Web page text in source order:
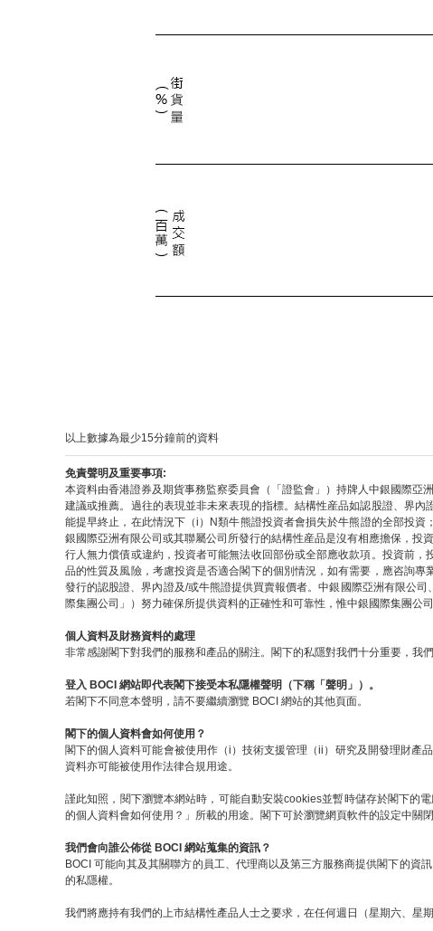
以上數據為最少15分鐘前的資料
免責聲明及重要事項:
本資料由香港證券及期貨事務監察委員會（「證監會」）持牌人中銀國際亞
建議或推薦。過往的表現並非未來表現的指標。結構性産品如認股證、界
能提早終止，在此情況下（i）N類牛熊證投資者會損失於牛熊證的全部投
銀國際亞洲有限公司或其聯屬公司所發行的結構性産品是沒有相應擔保，
行人無力償債或違約，投資者可能無法收回部份或全部應收款項。投資前
品的性質及風險，考慮投資是否適合閣下的個別情況，如有需要，應咨詢
發行的認股證、界內證及/或牛熊證提供買賣報價者。中銀國際亞洲有限公
際集團公司」）努力確保所提供資料的正確性和可靠性，惟中銀國際集團公
個人資料及財務資料的處理
非常感謝閣下對我們的服務和產品的關注。閣下的私隱對我們十分重要，我
登入 BOCI 網站即代表閣下接受本私隱權聲明（下稱「聲明」）。
若閣下不同意本聲明，請不要繼續瀏覽 BOCI 網站的其他頁面。
閣下的個人資料會如何使用？
閣下的個人資料可能會被使用作（i）技術支援管理（ii）研究及開發理財產
資料亦可能被使用作法律合規用途。
謹此知照，閱下瀏覽本網站時，可能自動安裝cookies並暫時儲存於閣下的
的個人資料會如何使用？」所載的用途。閣下可於瀏覽網頁軟件的設定中關閉
我們會向誰公佈從 BOCI 網站蒐集的資訊？
BOCI 可能向其及其關聯方的員工、代理商以及第三方服務商提供閣下的資
的私隱權。
我們將應持有我們的上市結構性產品人士之要求，在任何週日（星期六、星